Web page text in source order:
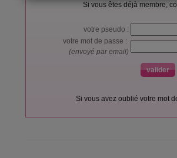
Si vous êtes déjà membre,
votre pseudo :
votre mot de passe :
(envoyé par email)
Si vous avez oublié votre mot